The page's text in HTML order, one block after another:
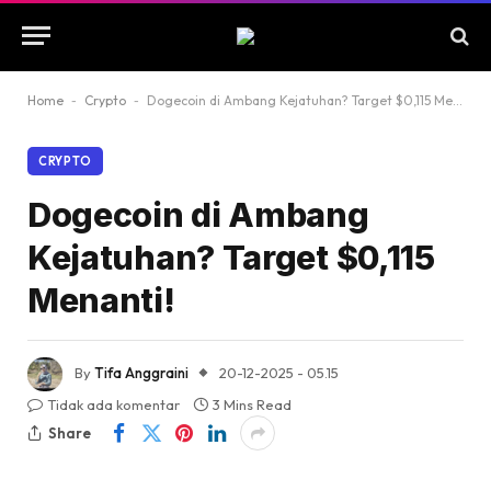
Home - Crypto - Dogecoin di Ambang Kejatuhan? Target $0,115 Menanti!
CRYPTO
Dogecoin di Ambang
Kejatuhan? Target $0,115
Menanti!
ByTifa Anggraini
20-12-2025 - 05.15
Tidak ada komentar
3 Mins Read
Share